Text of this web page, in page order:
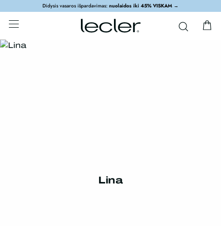
Didysis vasaros išpardavimas: nuolaidos iki 45% VISKAM →
Lina